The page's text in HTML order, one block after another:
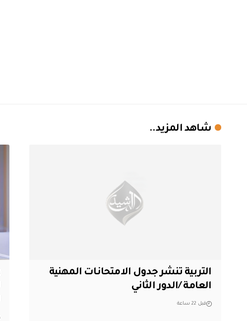
شاهد المزيد..
التربية تنشر جدول الامتحانات المهنية
العامة /الدور الثاني
قبل 22 ساعة